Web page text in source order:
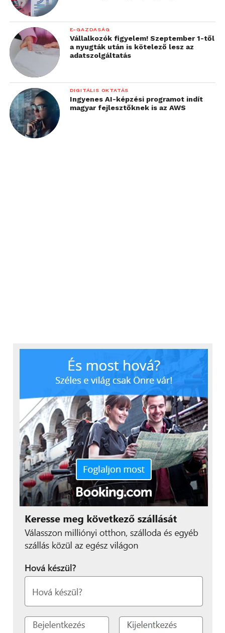
E-GAZDASÁG
Vállalkozók figyelem! Szeptember 1-től
a nyugták után is kötelező lesz az
adatszolgáltatás
DIGITÁLIS OKTATÁS
Ingyenes AI-képzési programot indít
magyar fejlesztőknek is az AWS